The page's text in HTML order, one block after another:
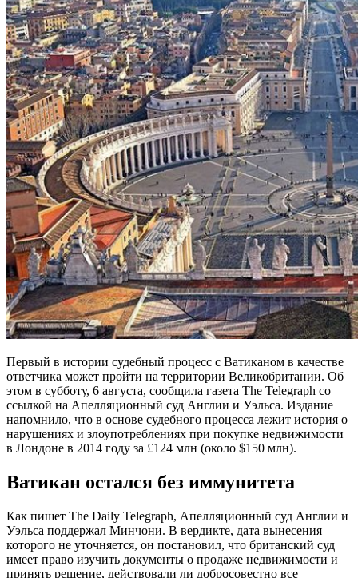
Первый в истории судебный процесс с Ватиканом в качестве
ответчика может пройти на территории Великобритании. Об
этом в субботу, 6 августа, сообщила газета The Telegraph со
ссылкой на Апелляционный суд Англии и Уэльса. Издание
напомнило, что в основе судебного процесса лежит история о
нарушениях и злоупотреблениях при покупке недвижимости
в Лондоне в 2014 году за £124 млн (около $150 млн).
Ватикан остался без иммунитета
Как пишет The Daily Telegraph, Апелляционный суд Англии и
Уэльса поддержал Минчони. В вердикте, дата вынесения
которого не уточняется, он постановил, что британский суд
имеет право изучить документы о продаже недвижимости и
принять решение, действовали ли добросовестно все